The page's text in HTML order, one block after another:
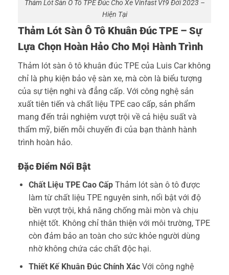
Thảm Lót Sàn Ô Tô TPE Đúc Cho Xe Vinfast Vf9 Đời 2023 –
Hiện Tại
Thảm Lót Sàn Ô Tô Khuân Đúc TPE – Sự
Lựa Chọn Hoàn Hảo Cho Mọi Hành Trình
Thảm lót sàn ô tô khuân đúc TPE của Luis Car không
chỉ là phụ kiện bảo vệ sàn xe, mà còn là biểu tượng
của sự tiện nghi và đẳng cấp. Với công nghệ sản
xuất tiên tiến và chất liệu TPE cao cấp, sản phẩm
mang đến trải nghiệm vượt trội về cả hiệu suất và
thẩm mỹ, biến mỗi chuyến đi của bạn thành hành
trình hoàn hảo.
Đặc Điểm Nổi Bật
Chất Liệu TPE Cao CấpThảm lót sàn ô tô được
làm từ chất liệu TPE nguyên sinh, nổi bật với độ
bền vượt trội, khả năng chống mài mòn và chịu
nhiệt tốt. Không chỉ thân thiện với môi trường, TPE
còn đảm bảo an toàn cho sức khỏe người dùng
nhờ không chứa các chất độc hại.
Thiết Kế Khuân Đúc Chính XácVới công nghệ